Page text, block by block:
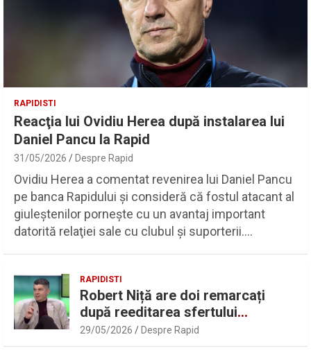
RAPIDISTI
Reacţia lui Ovidiu Herea după instalarea lui
Daniel Pancu la Rapid
31/05/2026 Despre Rapid
Ovidiu Herea a comentat revenirea lui Daniel Pancu
pe banca Rapidului şi consideră că fostul atacant al
giuleştenilor porneşte cu un avantaj important
datorită relaţiei sale cu clubul şi suporterii.…
RAPIDISTI
Robert Niță are doi remarcați
după reeditarea sfertului
UEFAntastic: „Lideri în teren” |
Sport.ro
29/05/2026 Despre Rapid